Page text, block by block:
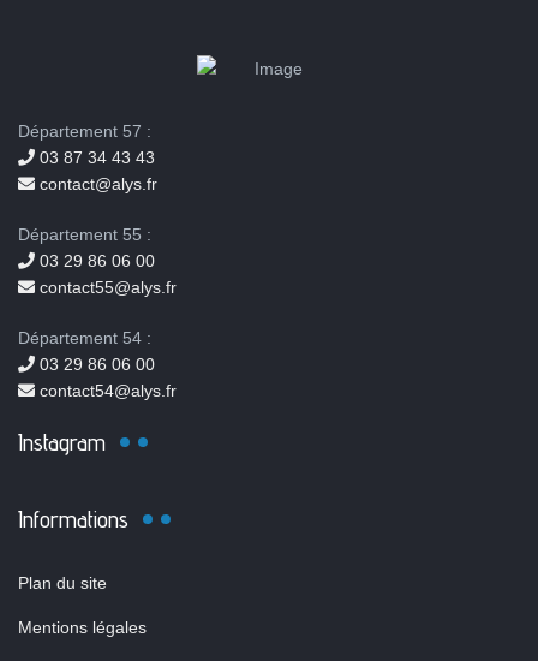
Département 57 :
03 87 34 43 43
contact@alys.fr
Département 55 :
03 29 86 06 00
contact55@alys.fr
Département 54 :
03 29 86 06 00
contact54@alys.fr
Instagram
Informations
Plan du site
Mentions légales